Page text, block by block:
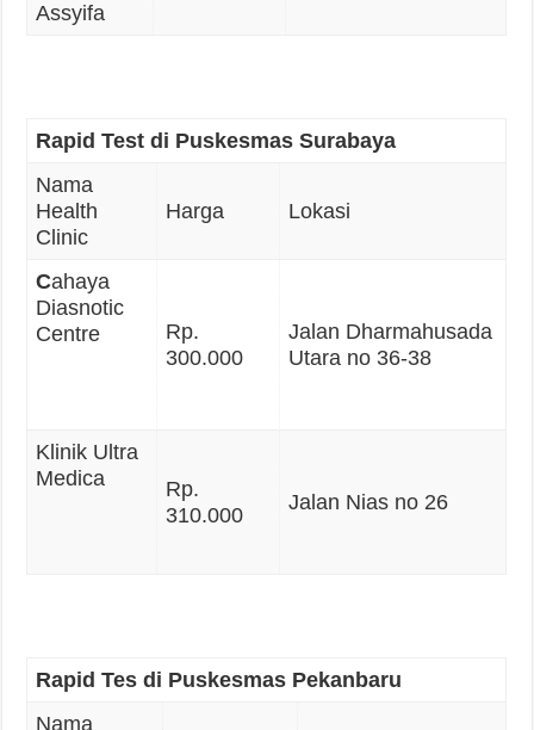
Assyifa
Rapid Test di Puskesmas Surabaya
Nama
Health
Clinic
Harga Lokasi
Cahaya
Diasnotic
Centre
Rp.
300.000
Jalan Dharmahusada
Utara no 36-38
Klinik Ultra
Medica
Rp.
310.000
Jalan Nias no 26
Rapid Tes di Puskesmas Pekanbaru
Nama